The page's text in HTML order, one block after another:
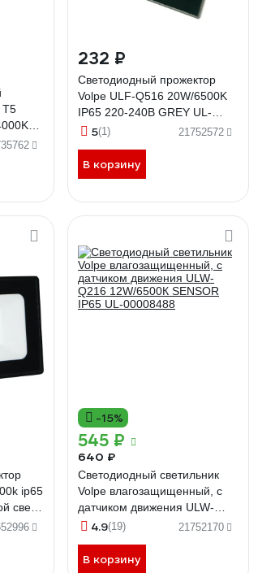
Т5
232 ₽
Светодиодный прожектор
Volpe ULF-Q516 20W/6500K
IP65 220-240В GREY UL-
00008354
5(1) 21752572
В корзину
ip65
свет
tm
-15%
545 ₽
640 ₽
Светодиодный светильник
Volpe влагозащищенный, с
датчиком движения ULW-
Q216 12W/6500К SENSOR
4.9(19) 21752170
В корзину